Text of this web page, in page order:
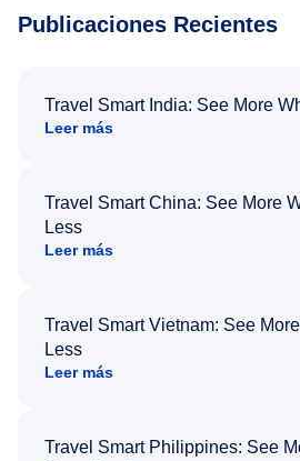
Publicaciones Recientes
Travel Smart India: See More
Leer más
Travel Smart China: See More
Less
Leer más
Travel Smart Vietnam: See
Less
Leer más
Travel Smart Philippines: See